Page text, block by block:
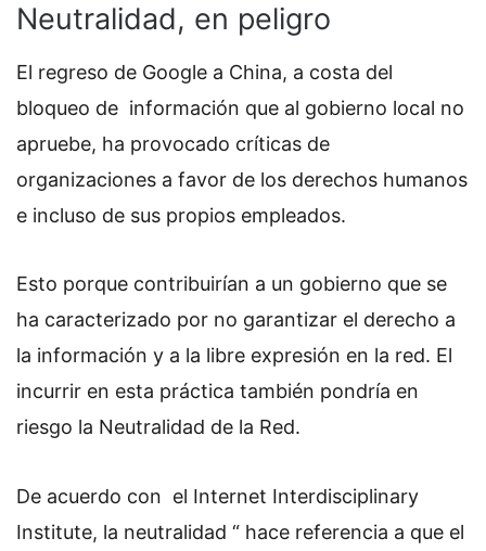
Neutralidad, en peligro
El regreso de Google a China, a costa del
bloqueo de información que al gobierno local no
apruebe, ha provocado críticas de
organizaciones a favor de los derechos humanos
e incluso de sus propios empleados.
Esto porque contribuirían a un gobierno que se
ha caracterizado por no garantizar el derecho a
la información y a la libre expresión en la red. El
incurrir en esta práctica también pondría en
riesgo la Neutralidad de la Red.
De acuerdo con el Internet Interdisciplinary
Institute, la neutralidad “ hace referencia a que el